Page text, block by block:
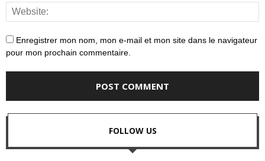
Enregistrer mon nom, mon e-mail et mon site dans le navigateur
pour mon prochain commentaire.
FOLLOW US